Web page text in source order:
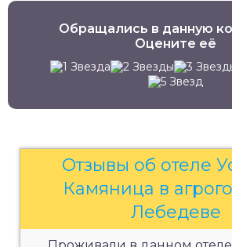
Обращались в данную
Оцените её
Отзывы об отеле
Камяница в
Лебедеве